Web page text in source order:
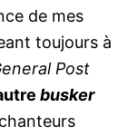
de mes
toujours à
Post
busker